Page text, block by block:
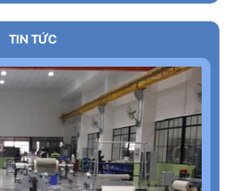
TIN TỨC